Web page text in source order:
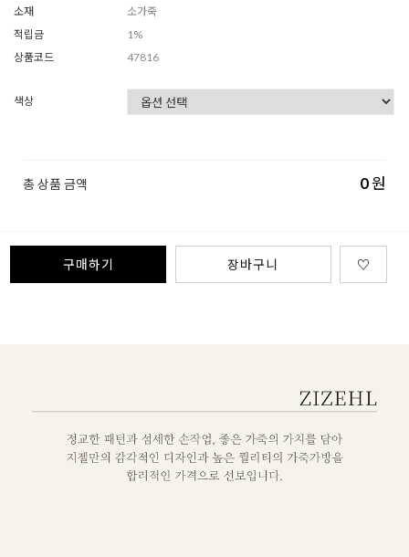
소재
소가죽
적립금
1%
상품코드
47816
색상
총 상품 금액 0원
구매하기 장바구니 ♡